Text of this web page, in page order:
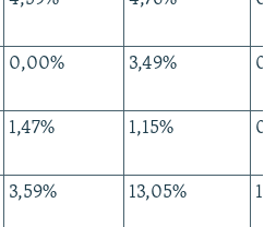
0,00% 3,49%
1,47% 1,15%
3,59% 13,05%